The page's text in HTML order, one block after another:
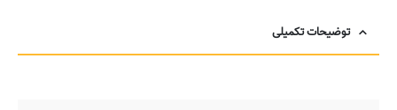
توضیحات تکمیلی